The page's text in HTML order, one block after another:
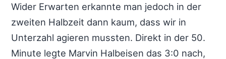
Wider Erwarten erkannte man jedoch in der
zweiten Halbzeit dann kaum, dass wir in
Unterzahl agieren mussten. Direkt in der 50.
Minute legte Marvin Halbeisen das 3:0 nach,